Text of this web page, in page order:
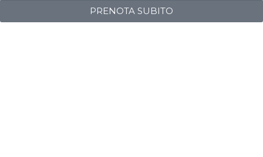
PRENOTA SUBITO